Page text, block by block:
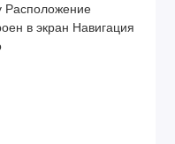
Расположение
в экран Навигация